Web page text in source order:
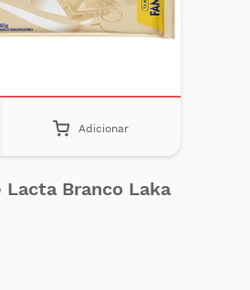
Adicionar
Lacta Branco Laka